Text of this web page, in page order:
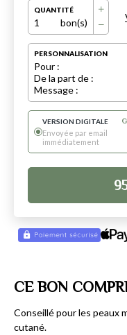
QUANTITÉ
1 bon(s)
PERSONNALISATION
Pour :
De la part de :
Message :
VERSION DIGITALE
Envoyée par email
immédiatement
CE BON
Conseillé pour les peaux
cutané.